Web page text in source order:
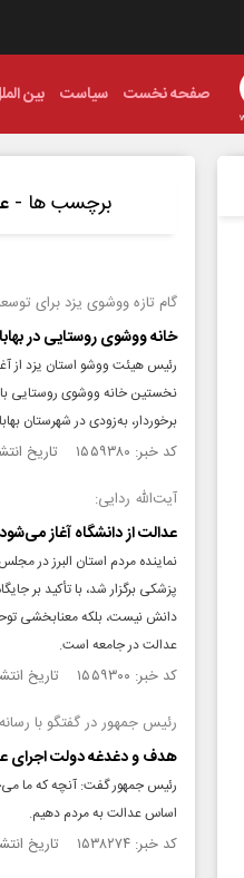
صفحه نخست سیاست بین
برچسب ها -
گام تازه ووشوی یزد برای
خانه ووشوی روستایی در
رئیس هیئت ووشو استان یزد از
نخستین خانه ووشوی روستایی
برخوردار، به‌زودی در شهرستان
کد خبر: ۱۵۵۹۳۸۰ تاریخ انتشار : ۱۴۰۵/۰۴/۲۵
آیت‌الله ردایی:
عدالت از دانشگاه آغاز
نماینده مردم استان البرز در
پزشکی برگزار شد، با تأکید بر
دانش نیست، بلکه معنا‌بخشی
عدالت در جامعه است.
کد خبر: ۱۵۵۹۳۰۰ تاریخ انتشار : ۱۴۰۵/۰۴/۲۴
رئیس جمهور در گفتگو با
هدف و دغدغه دولت اجرای
رئیس جمهور گفت: آنچه که ما
اساس عدالت به مردم دهیم.
کد خبر: ۱۵۳۸۲۷۴ تاریخ انتشار : ۱۴۰۴/۱۰/۲۱